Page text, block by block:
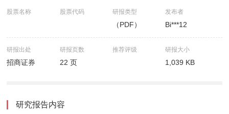
股票名称 股票代码 研报类型
（PDF）
发布者
Bi***12
研报出处
招商证券
研报页数
22 页
推荐评级 研报大小
1,039 KB
研究报告内容